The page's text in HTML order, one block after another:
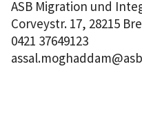
ASB Migration und
Corveystr. 17, 28215
0421 37649123